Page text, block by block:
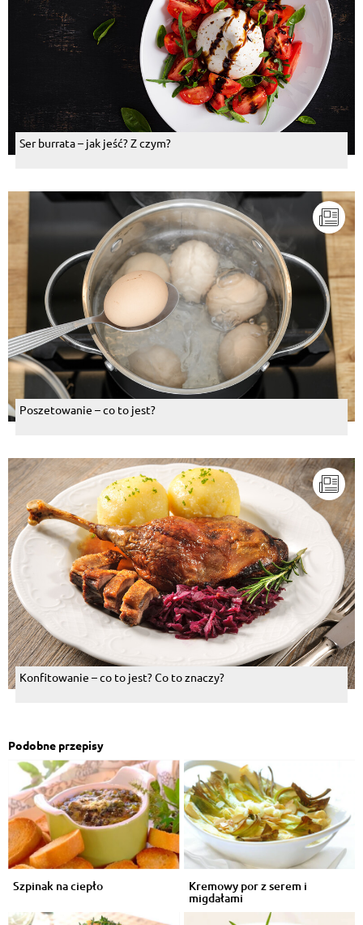
Ser burrata – jak jeść? Z czym?
Poszetowanie – co to jest?
Konfitowanie – co to jest? Co to znaczy?
Podobne przepisy
Szpinak na ciepło Kremowy por z serem i
migdałami